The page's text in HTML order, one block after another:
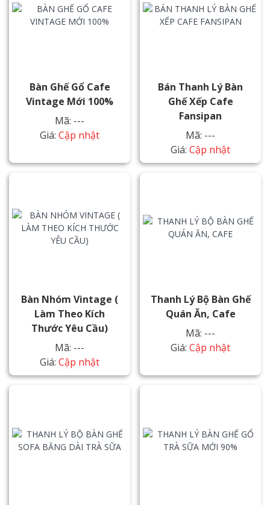
Bàn Ghế Gổ Cafe
Vintage Mới 100%
Mã: ---
Giá: Cập nhật
Bán Thanh Lý Bàn
Ghế Xếp Cafe
Fansipan
Mã: ---
Giá: Cập nhật
Bàn Nhóm Vintage (
Làm Theo Kích
Thước Yêu Cầu)
Mã: ---
Giá: Cập nhật
Thanh Lý Bộ Bàn Ghế
Quán Ăn, Cafe
Mã: ---
Giá: Cập nhật